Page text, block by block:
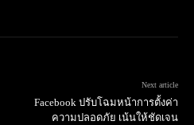
Next article
Facebook ปรับโฉมหน้าการตั้งค่า
ความปลอดภัย เน้นให้ชัดเจน